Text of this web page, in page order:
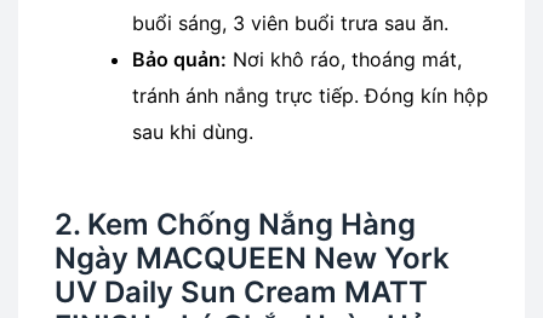
buổi sáng, 3 viên buổi trưa sau ăn.
Bảo quản: Nơi khô ráo, thoáng mát,
tránh ánh nắng trực tiếp. Đóng kín hộp
sau khi dùng.
2. Kem Chống Nắng Hàng
Ngày MACQUEEN New York
UV Daily Sun Cream MATT